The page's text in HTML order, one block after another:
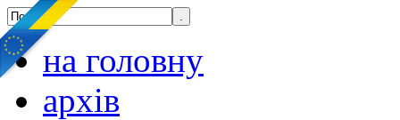
на головну
архів